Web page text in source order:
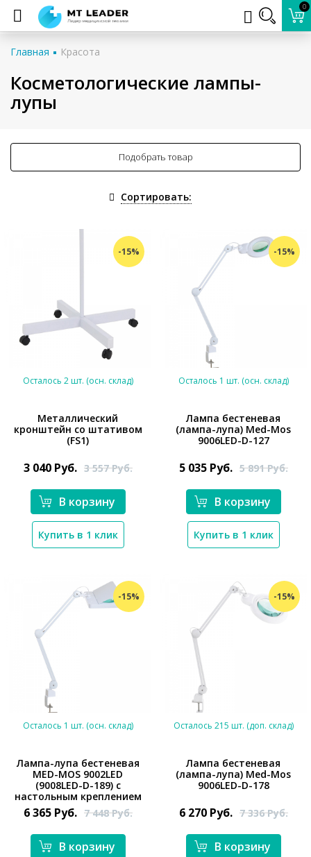
0
Главная Красота
Косметологические лампы-
лупы
Подобрать товар
Сортировать:
-15%
*}
Осталось 2 шт. (осн. склад)
Металлический
кронштейн со штативом
(FS1)
3 040 Руб. 3 557Руб.
В корзину
Купить в 1 клик
-15%
*}
Осталось 1 шт. (осн. склад)
Лампа бестеневая
(лампа-лупа) Med-Mos
9006LED-D-127
5 035 Руб. 5 891Руб.
В корзину
Купить в 1 клик
-15%
*}
Осталось 1 шт. (осн. склад)
Лампа-лупа бестеневая
MED-MOS 9002LED
(9008LED-D-189) с
настольным креплением
6 365 Руб. 7 448Руб.
В корзину
-15%
*}
Осталось 215 шт. (доп. склад)
Лампа бестеневая
(лампа-лупа) Med-Mos
9006LED-D-178
6 270 Руб. 7 336Руб.
В корзину